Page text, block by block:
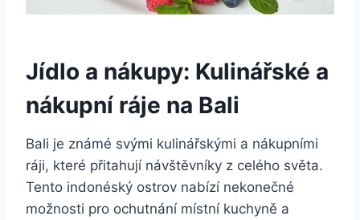
Jídlo a nákupy: Kulinářské a
nákupní ráje na Bali
Bali je známé svými kulinářskými a nákupními
ráji, které přitahují návštěvníky z celého světa.
Tento indonéský ostrov nabízí nekonečné
možnosti pro ochutnání místní kuchyně a